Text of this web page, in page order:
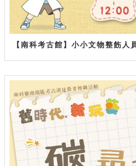
【南科考古館】小小文物整飭人